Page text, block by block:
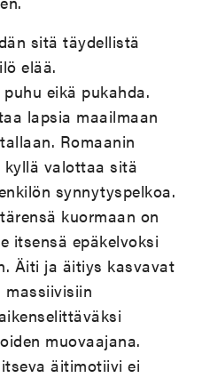
sitä täydellistä
elää.
eikä pukahda.
lapsia maailmaan
Romaanin
kyllä valottaa sitä
synnytyspelkoa.
kuormaan on
itsensä epäkelvoksi
Äiti ja äitiys kasvavat
massiivisiin
muovaajana.
äitimotiivi ei